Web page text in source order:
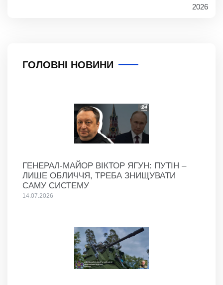
2026
ГОЛОВНІ НОВИНИ
ГЕНЕРАЛ-МАЙОР ВІКТОР ЯГУН: ПУТІН –
ЛИШЕ ОБЛИЧЧЯ, ТРЕБА ЗНИЩУВАТИ
САМУ СИСТЕМУ
14.07.2026